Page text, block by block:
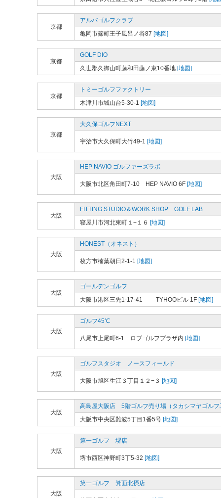
京都
アルバゴルフクラブ
亀岡市篠町王子風呂ノ谷87 [地図]
京都
GOLF DIO
久世郡久御山町藤和田藤ノ東10番地 [地図]
京都
トミーゴルフファクトリー
木津川市城山台5-30-1 [地図]
京都
大久保ゴルフNEXT
宇治市大久保町大竹49-1 [地図]
大阪
HEP NAVIO ゴルファーズラボ
大阪市北区角田町7-10 HEP NAVIO 6F [地図]
大阪
FITTING STUDIO＆WORK SHOP GOLF LAB
寝屋川市河北東町１−１６ [地図]
大阪
HONEST（オネスト）
枚方市楠葉朝日2-1-1 [地図]
大阪
ゴールデンゴルフ
大阪市港区三先1-17-41 TYHOOビル 1F [地図]
大阪
ゴルフ45℃
八尾市上尾町6-1 ロブゴルフプラザ内 [地図]
大阪
ゴルフスタジオ ノースフィールド
大阪市旭区生江３丁目１２−３ [地図]
大阪
高島屋大阪店 5階ゴルフ売り場（タカシマヤゴルフ
大阪市中央区難波5丁目1番5号 [地図]
大阪
第一ゴルフ 堺店
堺市西区神野町3丁5-32 [地図]
大阪
第一ゴルフ 箕面北摂店